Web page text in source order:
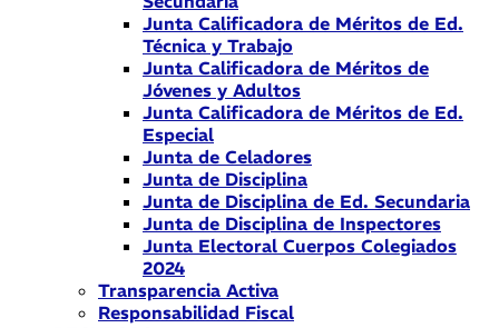
Junta Calificadora de Méritos de Ed.
Técnica y Trabajo
Junta Calificadora de Méritos de
Jóvenes y Adultos
Junta Calificadora de Méritos de Ed.
Especial
Junta de Celadores
Junta de Disciplina
Junta de Disciplina de Ed. Secundaria
Junta de Disciplina de Inspectores
Junta Electoral Cuerpos Colegiados
2024
Transparencia Activa
Responsabilidad Fiscal